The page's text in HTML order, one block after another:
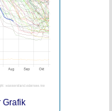
Grafik